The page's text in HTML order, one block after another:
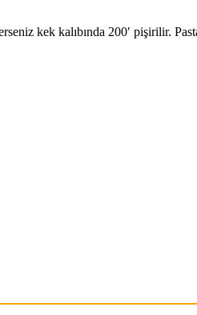
kek kalıbında 200′ pişirilir.